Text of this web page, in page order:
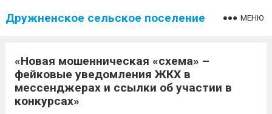
Дружненское сельское поселение МЕНЮ
«Новая мошенническая «схема» –
фейковые уведомления ЖКХ в
мессенджерах и ссылки об участии в
конкурсах»